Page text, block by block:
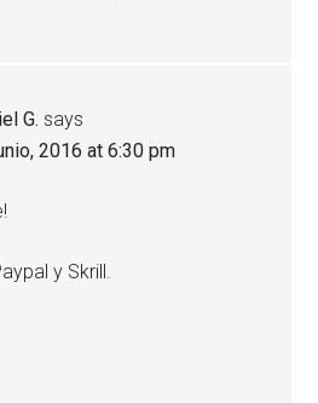
G. says
2016 at 6:30 pm
y Skrill.